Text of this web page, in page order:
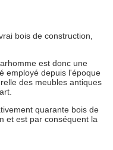
bois de construction,
est donc une
employé depuis l'époque
des meubles antiques
quarante bois de
et est par conséquent la